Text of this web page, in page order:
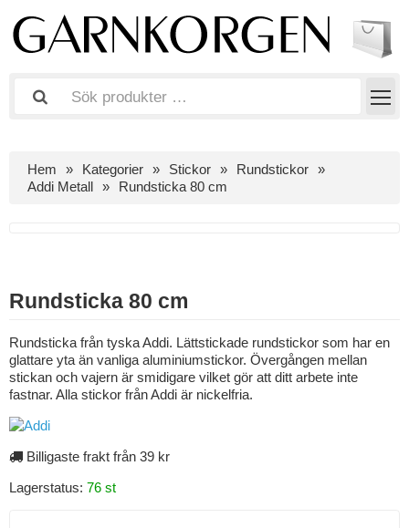
Hem Kategorier Stickor
Rundstickor
Addi Metall
Rundsticka 80 cm
Rundsticka 80 cm
Rundsticka från tyska Addi. Lättstickade rundstickor som har en
glattare yta än vanliga aluminiumstickor. Övergången mellan
stickan och vajern är smidigare vilket gör att ditt arbete inte
fastnar. Alla stickor från Addi är nickelfria.
Billigaste frakt från 39 kr
Lagerstatus: 76 st